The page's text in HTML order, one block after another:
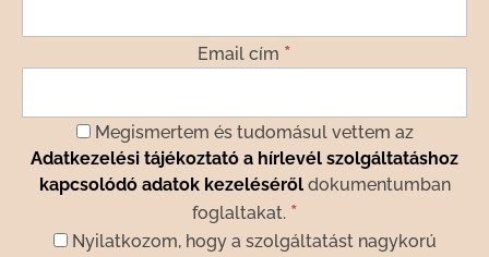
Email cím *
Megismertem és tudomásul vettem az
Adatkezelési tájékoztató a hírlevél szolgáltatáshoz
kapcsolódó adatok kezelésérőldokumentumban
foglaltakat. *
Nyilatkozom, hogy a szolgáltatást nagykorú